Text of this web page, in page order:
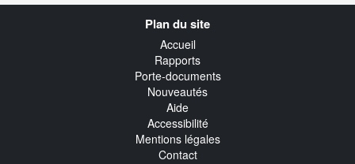
Plan du site
Accueil
Rapports
Porte-documents
Nouveautés
Aide
Accessibilité
Mentions légales
Contact